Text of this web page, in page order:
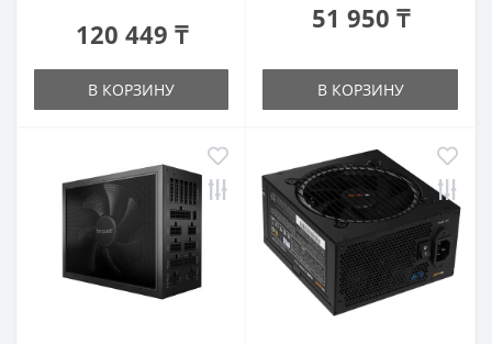
120 449 ₸
В КОРЗИНУ
51 950 ₸
В КОРЗИНУ